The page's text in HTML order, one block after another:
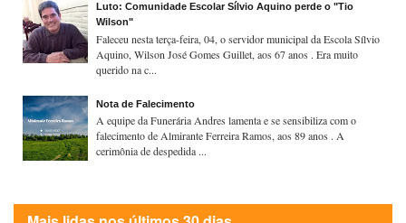
Luto: Comunidade Escolar Sílvio Aquino perde o "Tio
Wilson"
Faleceu nesta terça-feira, 04, o servidor municipal da Escola Sílvio
Aquino, Wilson José Gomes Guillet, aos 67 anos . Era muito
querido na c...
Nota de Falecimento
A equipe da Funerária Andres lamenta e se sensibiliza com o
falecimento de Almirante Ferreira Ramos, aos 89 anos . A
cerimônia de despedida ...